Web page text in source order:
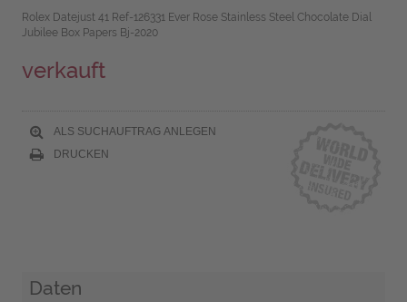
Rolex Datejust 41 Ref-126331 Ever Rose Stainless Steel Chocolate Dial
Jubilee Box Papers Bj-2020
verkauft
ALS SUCHAUFTRAG ANLEGEN
DRUCKEN
Daten